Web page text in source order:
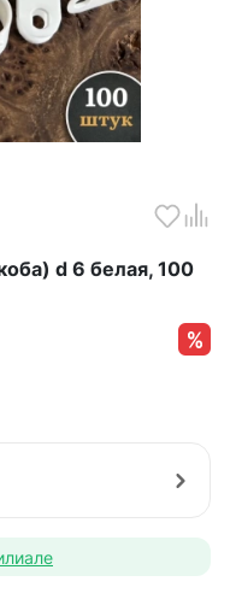
d 6 белая, 100